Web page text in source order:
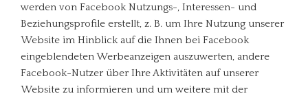
werden von Facebook Nutzungs-, Interessen- und
Beziehungsprofile erstellt, z. B. um Ihre Nutzung unserer
Website im Hinblick auf die Ihnen bei Facebook
eingeblendeten Werbeanzeigen auszuwerten, andere
Facebook-Nutzer über Ihre Aktivitäten auf unserer
Website zu informieren und um weitere mit der